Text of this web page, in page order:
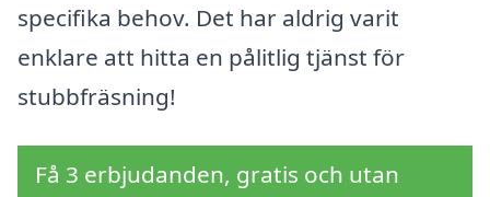
specifika behov. Det har aldrig varit
enklare att hitta en pålitlig tjänst för
stubbfräsning!
Få 3 erbjudanden, gratis och utan